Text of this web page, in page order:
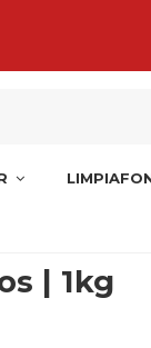
| 1kg